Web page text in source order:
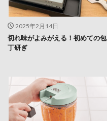
2025年2月14日
切れ味がよみがえる！初めての包
丁研ぎ